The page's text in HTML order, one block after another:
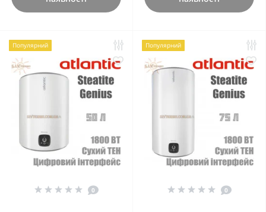
Популярний
0
Популярний
0